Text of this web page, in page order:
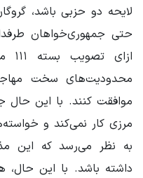
لایحه دو حزبی باشد،
حتی جمهوری‌خواهان
محدودیت‌های سخت
موافقت کنند. با این
مرزی کار نمی‌کند و
به نظر می‌رسد که این
داشته باشد. با این